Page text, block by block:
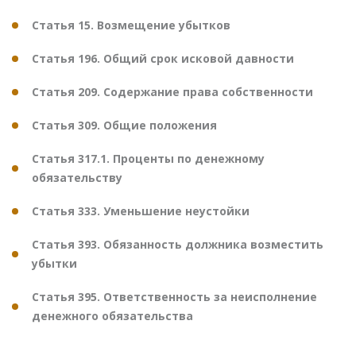
Статья 15. Возмещение убытков
Статья 196. Общий срок исковой давности
Статья 209. Содержание права собственности
Статья 309. Общие положения
Статья 317.1. Проценты по денежному
обязательству
Статья 333. Уменьшение неустойки
Статья 393. Обязанность должника возместить
убытки
Статья 395. Ответственность за неисполнение
денежного обязательства